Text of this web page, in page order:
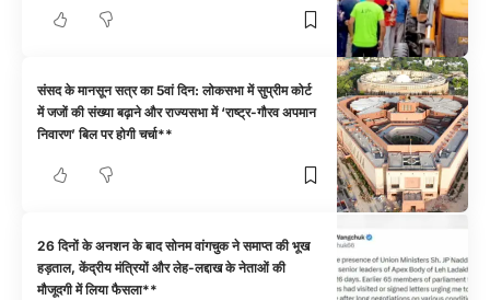
संसद के मानसून सत्र का 5वां दिन: लोकसभा में सुप्रीम कोर्ट
में जजों की संख्या बढ़ाने और राज्यसभा में ‘राष्ट्र-गौरव अपमान
निवारण’ बिल पर होगी चर्चा**
26 दिनों के अनशन के बाद सोनम वांगचुक ने समाप्त की भूख
हड़ताल, केंद्रीय मंत्रियों और लेह-लद्दाख के नेताओं की
मौजूदगी में लिया फैसला**